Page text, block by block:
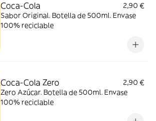
Coca-Cola
2,90 €
Sabor Original. Botella de 500ml. Envase
100% reciclable
Coca-Cola Zero
2,90 €
Zero Azúcar. Botella de 500ml. Envase
100% reciclable